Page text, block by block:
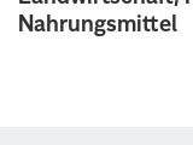
Nahrungsmittel